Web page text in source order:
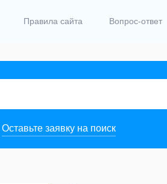
Правила сайта Вопрос-ответ
Оставьте заявку на поиск